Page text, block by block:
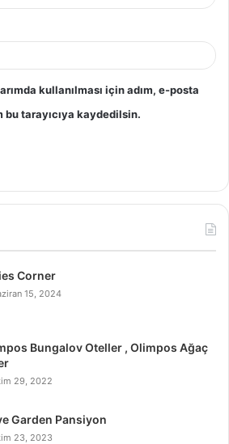
kullanılması için adım, e-posta
tarayıcıya kaydedilsin.
Corner
15, 2024
Bungalov Oteller , Olimpos Ağaç
29, 2022
Garden Pansiyon
23, 2023